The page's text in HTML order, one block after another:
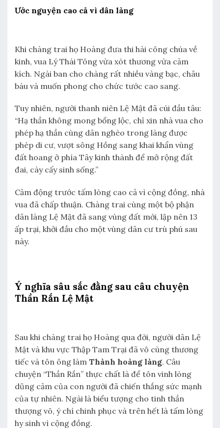
Ước nguyện cao cả vì dân làng
Khi chàng trai họ Hoàng đưa thi hài công chúa về
kinh, vua Lý Thái Tông vừa xót thương vừa cảm
kích. Ngài ban cho chàng rất nhiều vàng bạc, châu
báu và muốn phong cho chức tước cao sang.
Tuy nhiên, người thanh niên Lệ Mật đã cúi đầu tâu:
“Hạ thần không mong bổng lộc, chỉ xin nhà vua cho
phép hạ thần cùng dân nghèo trong làng được
phép di cư, vượt sông Hồng sang khai khẩn vùng
đất hoang ở phía Tây kinh thành để mở rộng đất
đai, cày cấy sinh sống.”
Cảm động trước tấm lòng cao cả vì cộng đồng, nhà
vua đã chấp thuận. Chàng trai cùng một bộ phận
dân làng Lệ Mật đã sang vùng đất mới, lập nên 13
ấp trại, khởi đầu cho một vùng dân cư trù phú sau
này.
Ý nghĩa sâu sắc đằng sau câu chuyện
Thần Rắn Lệ Mật
Sau khi chàng trai họ Hoàng qua đời, người dân Lệ
Mật và khu vực Thập Tam Trại đã vô cùng thương
tiếc và tôn ông làm Thành hoàng làng. Câu
chuyện “Thần Rắn” thực chất là để tôn vinh lòng
dũng cảm của con người đã chiến thắng sức mạnh
của tự nhiên. Ngài là biểu tượng cho tinh thần
thượng võ, ý chí chinh phục và trên hết là tấm lòng
hy sinh vì cộng đồng.